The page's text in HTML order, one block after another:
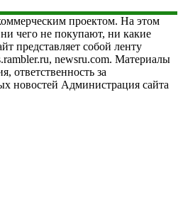
проектом. На этом
чего не покупают, ни какие
представляет собой ленту
newsru.com. Материалы
ответственность за
новостей Администрация сайта